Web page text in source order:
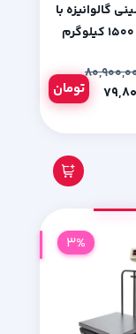
گالوانیزه با
تومان
3%